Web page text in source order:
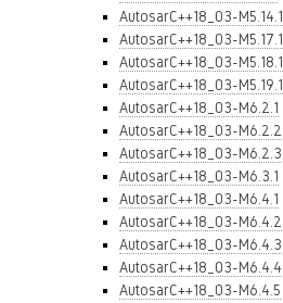
AutosarC++18_03-M5.14.1
AutosarC++18_03-M5.17.1
AutosarC++18_03-M5.18.1
AutosarC++18_03-M5.19.1
AutosarC++18_03-M6.2.1
AutosarC++18_03-M6.2.2
AutosarC++18_03-M6.2.3
AutosarC++18_03-M6.3.1
AutosarC++18_03-M6.4.1
AutosarC++18_03-M6.4.2
AutosarC++18_03-M6.4.3
AutosarC++18_03-M6.4.4
AutosarC++18_03-M6.4.5